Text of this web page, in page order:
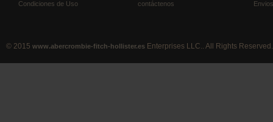
Condiciones de Uso
contáctenos
© 2015 www.abercrombie-fitch-hollister.es Enterprises LLC.. All Rights Reserved.